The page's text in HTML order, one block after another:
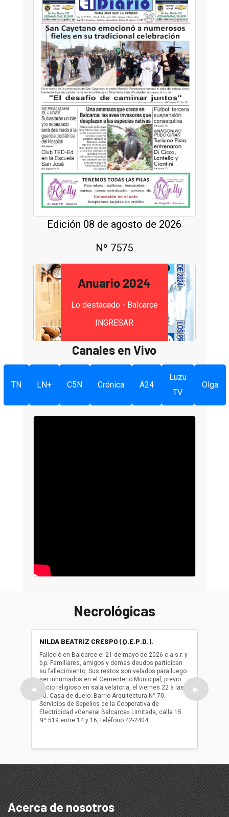
Edición 08 de agosto de 2026
Nº 7575
Anuario 2024
Lo destacado - Balcarce
INGRESAR
Canales en Vivo
TN LN+ C5N Crónica A24
Luzu
TV
Olga
Necrológicas
◀
NILDA BEATRIZ CRESPO (Q.E.P.D.).
Falleció en Balcarce el 21 de mayo de 2026 c.a.s.r. y
b.p. Familiares, amigos y demas deudos participan
su fallecimiento. Sus restos son velados para luego
ser inhumados en el Cementerio Municipal, previo
oficio religioso en sala velatoria, el viernes 22 a las
10. Casa de duelo: Barrio Arquitectura N° 70.
Servicios de Sepelios de la Cooperativa de
Electricidad «General Balcarce» Limitada, calle 15
Nº 519 entre 14 y 16, teléfono 42-2404.
ser
oficio
▶
Acerca de nosotros